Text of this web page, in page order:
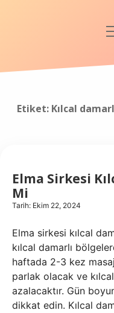
Anasayfa
Etiket: Kılcal
Elma Sirkesi
Mi
Tarih: Ekim 22, 2024
Elma sirkesi kılcal
kılcal damarlı
haftada 2-3 kez
parlak olacak ve
azalacaktır. Gün
dikkat edin. Kılcal